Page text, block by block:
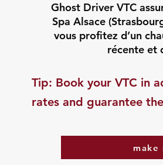
Ghost Driver VTC
Spa Alsace
vous profitez d’un
récente et
​Tip: Book your VTC in
rates and guarantee
make